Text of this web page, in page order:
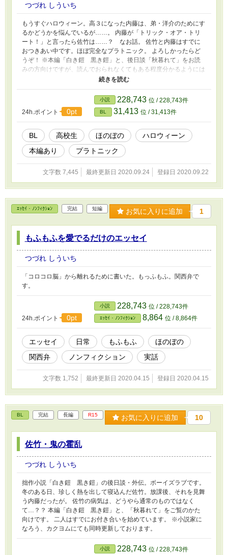
つづれ しういち
もうすぐハロウィーン。高３になった内藤は、弟・洋介のためにす
るかどうかを悩んでいるが……。 内藤が「トリック・オア・トリ
ート！」と言ったら佐竹は……？ なお話。 佐竹と内藤はすでに
おつきあい中です。ほぼ完全なプラトニック。 よろしかったらど
うぞ！ ※本編「白き鎧 黒き鎧」と、後日談「秋暮れて」をお読
みの方向けですが、読んでおられなくてもある程度分かるようには
書いております。アルファポリスでは本編がまだ途中で、申し訳あ
なろう・カクヨムにても同時連載。
24h.ポイント 0pt
小説 228,743 位 / 228,743件
BL 31,413 位 / 31,413件
BL 高校生 ほのぼの
ハロウィーン
本編あり
プラトニック
文字数 7,445 最終更新日 2020.09.24 登録日 2020.09.22
ｴｯｾｲ・ﾉﾝﾌｨｸｼｮﾝ 完結 短編 お気に入りに追加 1
もふもふを愛でるだけのエッセイ
つづれ しういち
「コロコロ脳」から離れるために書いた。もっふもふ。関西弁で
す。
24h.ポイント 0pt
小説 228,743 位 / 228,743件
ｴｯｾｲ・ﾉﾝﾌｨｸｼｮﾝ 8,864 位 / 8,864件
エッセイ 日常 もふもふ
ほのぼの
関西弁
ノンフィクション 実話
文字数 1,752 最終更新日 2020.04.15 登録日 2020.04.15
BL 完結 長編 R15 お気に入りに追加 10
佐竹・鬼の霍乱
つづれ しういち
拙作小説「白き鎧 黒き鎧」の後日談・外伝。ボーイズラブです。
冬のある日、珍しく熱を出して寝込んだ佐竹。放課後、それを見舞
う内藤だったが。 佐竹の病気は、どうやら通常のものではなく
て…？？ 本編「白き鎧 黒き鎧」と、「秋暮れて」をご覧のかた
向けです。 二人はすでにお付き合いを始めています。 ※小説家に
なろう、カクヨムにても同時更新しております。
小説 228,743 位 / 228,743件